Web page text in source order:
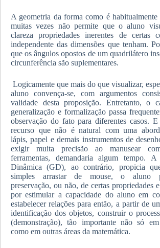
A geometria da forma como é habitualmente
muitas vezes não permite que o aluno
clareza propriedades inerentes de certas
independente das dimensões que tenham.
que os ângulos opostos de um quadrilátero
circunferência são suplementares.
Logicamente que mais do que visualizar,
aluno convença-se, com argumentos
validade desta proposição. Entretanto, o
generalização e formalização passa
observação do fato para diferentes casos.
recurso que não é natural com uma
lápis, papel e demais instrumentos de
exigir muita precisão ao manusear
ferramentas, demandaria algum tempo. A
Dinâmica (GD), ao contrário, propicia
simples arrastar de mouse, o aluno
preservação, ou não, de certas propriedades
por estimular a capacidade do aluno em
estabelecer relações para então, a partir de
identificação dos objetos, construir o
(demonstração), tão importante não só
como em outras áreas da matemática.